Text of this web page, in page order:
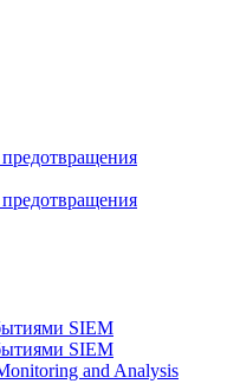
SIEM
SIEM
and Analysis